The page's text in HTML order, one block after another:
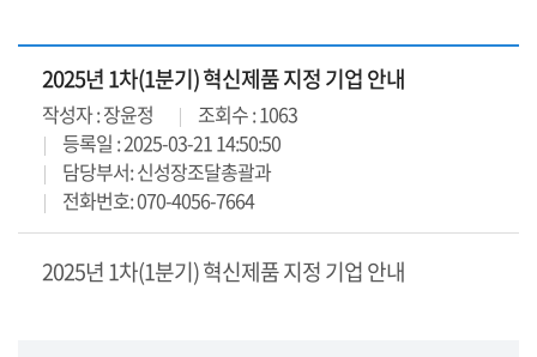
2025년 1차(1분기) 혁신제품 지정 기업 안내
작성자 : 장윤정
조회수 : 1063
등록일 : 2025-03-21 14:50:50
담당부서: 신성장조달총괄과
전화번호: 070-4056-7664
2025년 1차(1분기) 혁신제품 지정 기업 안내